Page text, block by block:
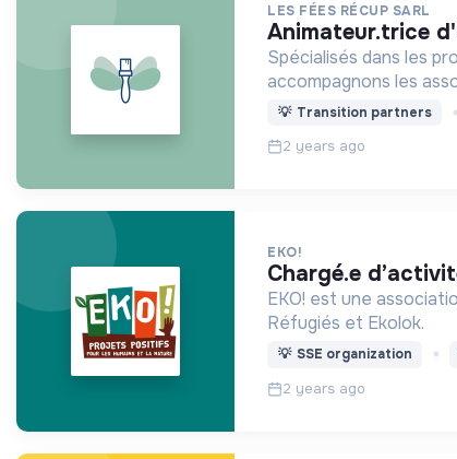
LES FÉES RÉCUP SARL
animateur.trice
Spécialisés dans les
accompagnons les
💡 Transition partners
2 years ago
EKO!
chargé.e
EKO! est une
Réfugiés et Ekolok.
💡 SSE organization
2 years ago